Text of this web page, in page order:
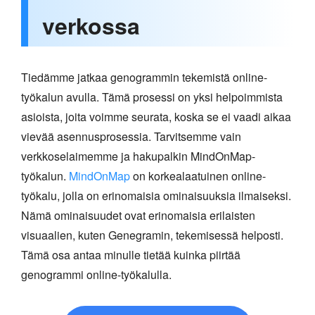
verkossa
Tiedämme jatkaa genogrammin tekemistä online-
työkalun avulla. Tämä prosessi on yksi helpoimmista
asioista, joita voimme seurata, koska se ei vaadi aikaa
vievää asennusprosessia. Tarvitsemme vain
verkkoselaimemme ja hakupalkin MindOnMap-
työkalun. MindOnMapon korkealaatuinen online-
työkalu, jolla on erinomaisia ominaisuuksia ilmaiseksi.
Nämä ominaisuudet ovat erinomaisia erilaisten
visuaalien, kuten Genegramin, tekemisessä helposti.
Tämä osa antaa minulle tietää kuinka piirtää
genogrammi online-työkalulla.